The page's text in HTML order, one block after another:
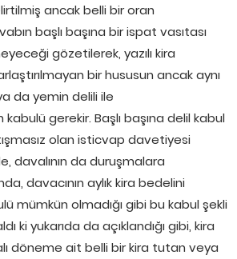
ancak belli bir oran
başlı başına bir ispat vasıtası
gözetilerek, yazılı kira
bir hususun ancak aynı
da yemin delili ile
gerekir. Başlı başına delil kabul
olan isticvap davetiyesi
davalının da duruşmalara
davacının aylık kira bedelini
mümkün olmadığı gibi bu kabul şekli
ki yukarıda da açıklandığı gibi, kira
döneme ait belli bir kira tutan veya